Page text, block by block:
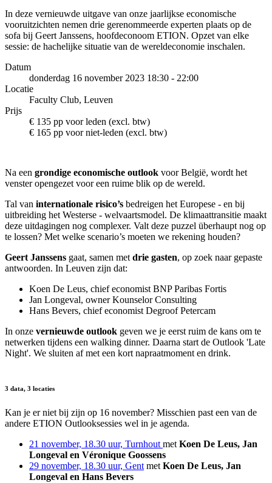
In deze vernieuwde uitgave van onze jaarlijkse economische
vooruitzichten nemen drie gerenommeerde experten plaats op de
sofa bij Geert Janssens, hoofdeconoom ETION. Opzet van elke
sessie: de hachelijke situatie van de wereldeconomie inschalen.
Datum
donderdag 16 november 2023 18:30 - 22:00
Locatie
Faculty Club, Leuven
Prijs
€ 135 pp voor leden (excl. btw)
€ 165 pp voor niet-leden (excl. btw)
Na een grondige economische outlook voor België, wordt het
venster opengezet voor een ruime blik op de wereld.
Tal van internationale risico’s bedreigen het Europese - en bij
uitbreiding het Westerse - welvaartsmodel. De klimaattransitie maakt
deze uitdagingen nog complexer. Valt deze puzzel überhaupt nog op
te lossen? Met welke scenario’s moeten we rekening houden?
Geert Janssens gaat, samen met drie gasten, op zoek naar gepaste
antwoorden. In Leuven zijn dat:
Koen De Leus, chief economist BNP Paribas Fortis
Jan Longeval, owner Kounselor Consulting
Hans Bevers, chief economist Degroof Petercam
In onze vernieuwde outlook geven we je eerst ruim de kans om te
netwerken tijdens een walking dinner. Daarna start de Outlook 'Late
Night'. We sluiten af met een kort napraatmoment en drink.
3 data, 3 locaties
Kan je er niet bij zijn op 16 november? Misschien past een van de
andere ETION Outlooksessies wel in je agenda.
21 november, 18.30 uur, Turnhout met Koen De Leus, Jan
Longeval en Véronique Goossens
29 november, 18.30 uur, Gent met Koen De Leus, Jan
Longeval en Hans Bevers